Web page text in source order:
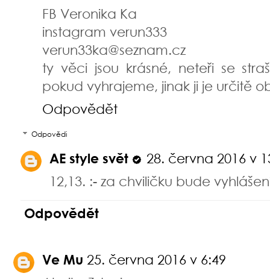
FB Veronika Ka
instagram verun333
verun33ka@seznam.cz
ty věci jsou krásné, neteři se
pokud vyhrajeme, jinak ji je určitě
Odpovědět
Odpovědi
AE style svět
28. června 2016 v
12,13. :- za chviličku bude
Odpovědět
Ve Mu 25. června 2016 v 6:49